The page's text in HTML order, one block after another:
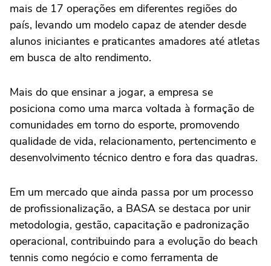
mais de 17 operações em diferentes regiões do
país, levando um modelo capaz de atender desde
alunos iniciantes e praticantes amadores até atletas
em busca de alto rendimento.
Mais do que ensinar a jogar, a empresa se
posiciona como uma marca voltada à formação de
comunidades em torno do esporte, promovendo
qualidade de vida, relacionamento, pertencimento e
desenvolvimento técnico dentro e fora das quadras.
Em um mercado que ainda passa por um processo
de profissionalização, a BASA se destaca por unir
metodologia, gestão, capacitação e padronização
operacional, contribuindo para a evolução do beach
tennis como negócio e como ferramenta de